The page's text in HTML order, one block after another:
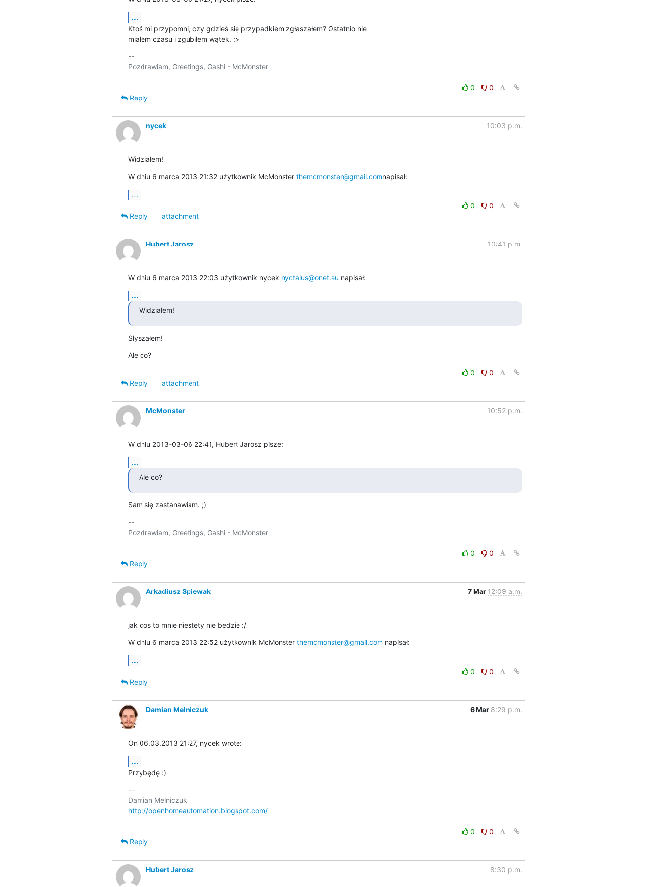
...
Ktoś mi przypomni, czy gdzieś się przypadkiem zgłaszałem? Ostatnio nie
miałem czasu i zgubiłem wątek. :>
--
Pozdrawiam, Greetings, Gashi - McMonster
0
0
Reply
nycek 10:03 p.m.
Widziałem!
W dniu 6 marca 2013 21:32 użytkownik McMonster themcmonster@gmail.comnapisał:
...
0
0
Reply
attachment
Hubert Jarosz 10:41 p.m.
W dniu 6 marca 2013 22:03 użytkownik nycek nyctalus@onet.eu napisał:
...
Widziałem!
Słyszałem!
Ale co?
0
0
Reply
attachment
McMonster 10:52 p.m.
W dniu 2013-03-06 22:41, Hubert Jarosz pisze:
...
Ale co?
Sam się zastanawiam. ;)
--
Pozdrawiam, Greetings, Gashi - McMonster
0
0
Reply
Arkadiusz Spiewak 7 Mar 12:09 a.m.
jak cos to mnie niestety nie bedzie :/
W dniu 6 marca 2013 22:52 użytkownik McMonster themcmonster@gmail.com napisał:
...
0
0
Reply
Damian Melniczuk 6 Mar 8:29 p.m.
On 06.03.2013 21:27, nycek wrote:
...
Przybędę :)
--
http://openhomeautomation.blogspot.com/
0
0
Reply
Hubert Jarosz 8:30 p.m.